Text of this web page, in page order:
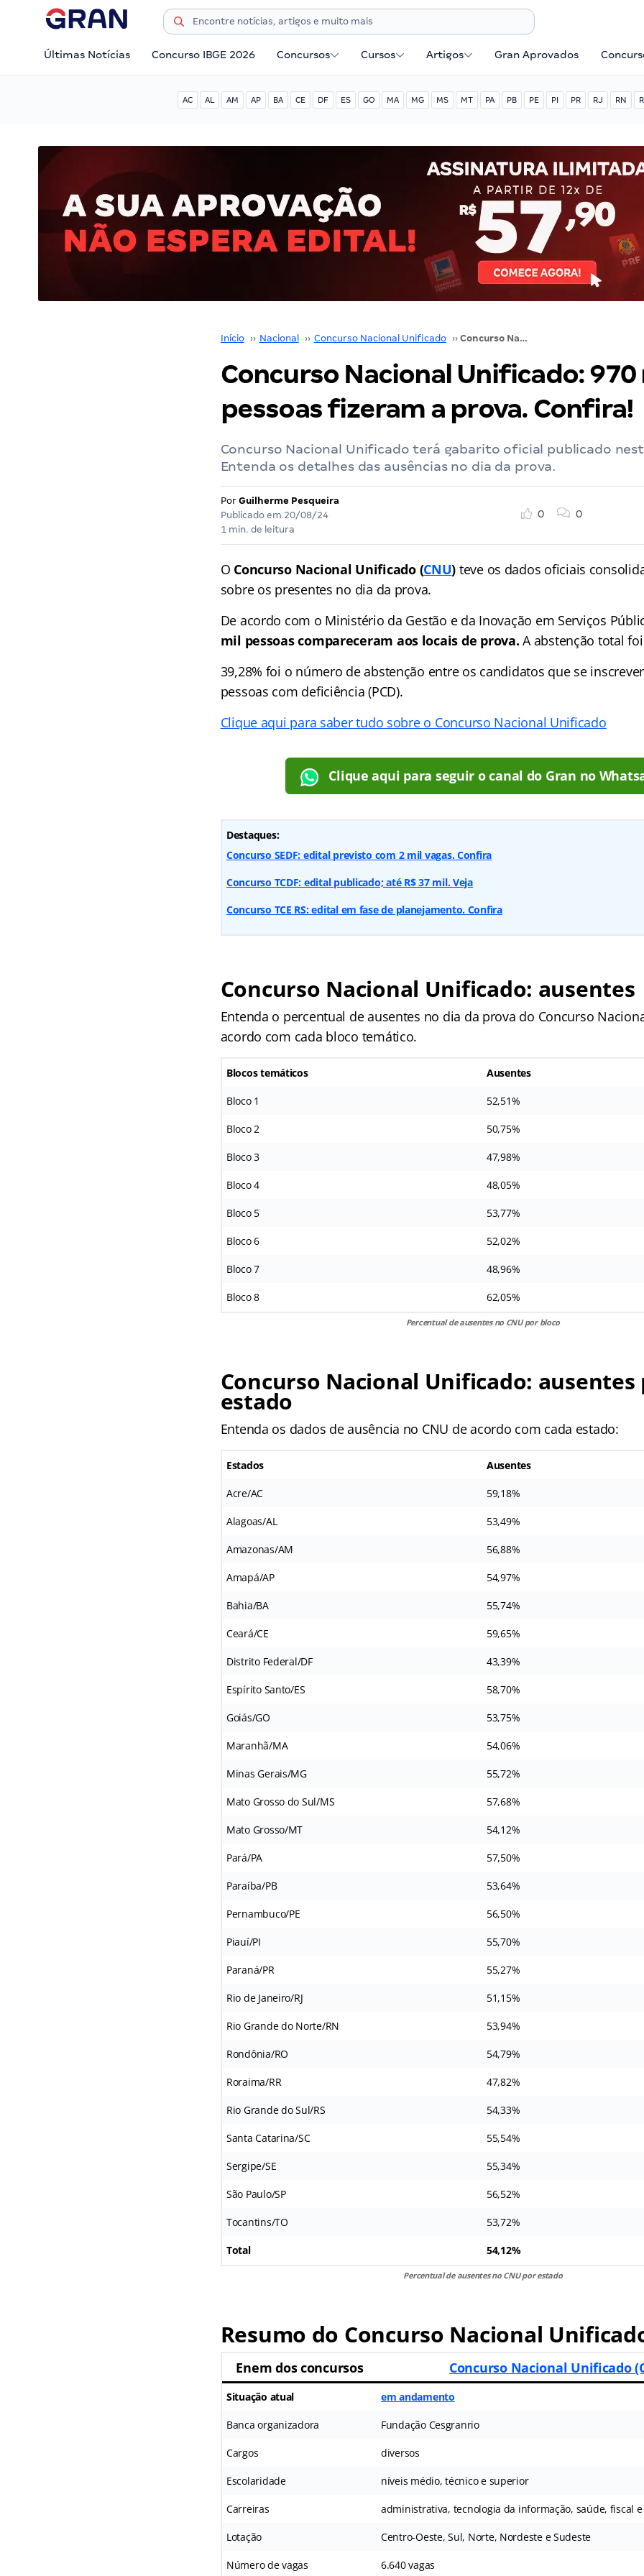
Últimas Notícias Concurso IBGE 2026 Concursos Cursos Artigos Gran Aprovados
AC AL AM AP BA CE DF ES GO MA MG MS MT PA PB PE PI PR RJ RN
Início ›› Nacional ›› Concurso Nacional Unificado ›› Concurso Nacional Unificado: 970 mil pessoas fizeram a prova. Confira!
Concurso Nacional Unificado: 970
pessoas fizeram a prova. Confira!
Concurso Nacional Unificado terá gabarito oficial publicado
Entenda os detalhes das ausências no dia da prova.
Por Guilherme Pesqueira
Publicado em 20/08/24
1 min. de leitura
0 0
O Concurso Nacional Unificado (CNU) teve os dados oficiais
sobre os presentes no dia da prova.
De acordo com o Ministério da Gestão e da Inovação em Serviços
mil pessoas compareceram aos locais de prova. A abstenção total
39,28% foi o número de abstenção entre os candidatos que se
pessoas com deficiência (PCD).
Clique aqui para saber tudo sobre o Concurso Nacional Unificado
Clique aqui para seguir o canal do Gran no
Destaques:
Concurso SEDF: edital previsto com 2 mil vagas. Confira
Concurso TCDF: edital publicado; até R$ 37 mil. Veja
Concurso TCE RS: edital em fase de planejamento. Confira
Concurso Nacional Unificado: ausentes
Entenda o percentual de ausentes no dia da prova do Concurso
acordo com cada bloco temático.
Blocos temáticos Ausentes
Bloco 1 52,51%
Bloco 2 50,75%
Bloco 3 47,98%
Bloco 4 48,05%
Bloco 5 53,77%
Bloco 6 52,02%
Bloco 7 48,96%
Bloco 8 62,05%
Percentual de ausentes no CNU por bloco
Concurso Nacional Unificado: ausentes
estado
Entenda os dados de ausência no CNU de acordo com cada estado:
Estados Ausentes
Acre/AC 59,18%
Alagoas/AL 53,49%
Amazonas/AM 56,88%
Amapá/AP 54,97%
Bahia/BA 55,74%
Ceará/CE 59,65%
Distrito Federal/DF 43,39%
Espírito Santo/ES 58,70%
Goiás/GO 53,75%
Maranhã/MA 54,06%
Minas Gerais/MG 55,72%
Mato Grosso do Sul/MS 57,68%
Mato Grosso/MT 54,12%
Pará/PA 57,50%
Paraíba/PB 53,64%
Pernambuco/PE 56,50%
Piauí/PI 55,70%
Paraná/PR 55,27%
Rio de Janeiro/RJ 51,15%
Rio Grande do Norte/RN 53,94%
Rondônia/RO 54,79%
Roraima/RR 47,82%
Rio Grande do Sul/RS 54,33%
Santa Catarina/SC 55,54%
Sergipe/SE 55,34%
São Paulo/SP 56,52%
Tocantins/TO 53,72%
Total 54,12%
Percentual de ausentes no CNU por estado
Resumo do Concurso Nacional
Enem dos concursos Concurso Nacional Unificado
Situação atual em andamento
Banca organizadora Fundação Cesgranrio
Cargos diversos
Escolaridade níveis médio, técnico e superior
Carreiras administrativa, tecnologia da informação, saúde, fiscal
Lotação Centro-Oeste, Sul, Norte, Nordeste e Sudeste
Número de vagas 6.640 vagas